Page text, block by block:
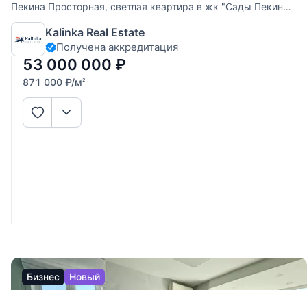
Пекина Просторная, светлая квартира в жк "Сады Пекина"
Планировочное решение предусматривает: большой зал-
кухню с распашными, панорамными окнами в пол в
формате французского балкона, просторную спальню с
отдельной, большой
Kalinka Real Estate
Получена аккредитация
53 000 000 ₽
871 000 ₽/м2
Бизнес Новый